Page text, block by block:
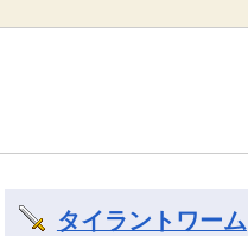
タイラントワーム